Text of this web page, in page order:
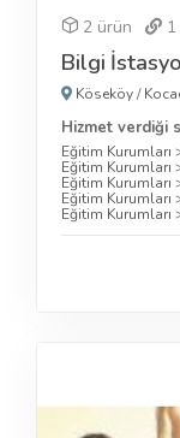
2 ürün 1
Bilgi
Köseköy/
Hizmet verdiği
Eğitim Kurumları
Eğitim Kurumları
Eğitim Kurumları
Eğitim Kurumları
Eğitim Kurumları